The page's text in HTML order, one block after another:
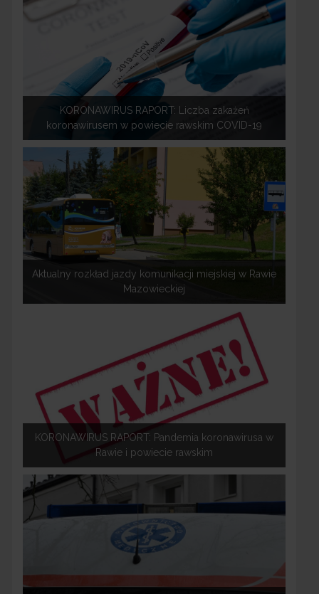
KORONAWIRUS RAPORT: Liczba zakażeń
koronawirusem w powiecie rawskim COVID-19
Aktualny rozkład jazdy komunikacji miejskiej w Rawie
Mazowieckiej
KORONAWIRUS RAPORT: Pandemia koronawirusa w
Rawie i powiecie rawskim